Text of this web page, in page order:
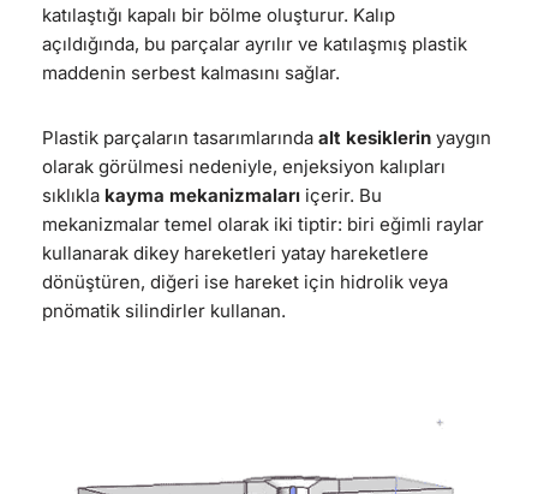
katılaştığı kapalı bir bölme oluşturur. Kalıp
açıldığında, bu parçalar ayrılır ve katılaşmış plastik
maddenin serbest kalmasını sağlar.
Plastik parçaların tasarımlarında alt kesiklerin yaygın
olarak görülmesi nedeniyle, enjeksiyon kalıpları
sıklıkla kayma mekanizmaları içerir. Bu
mekanizmalar temel olarak iki tiptir: biri eğimli raylar
kullanarak dikey hareketleri yatay hareketlere
dönüştüren, diğeri ise hareket için hidrolik veya
pnömatik silindirler kullanan.